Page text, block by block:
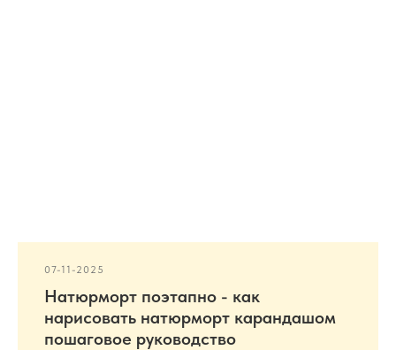
07-11-2025
Натюрморт поэтапно - как
нарисовать натюрморт карандашом
пошаговое руководство